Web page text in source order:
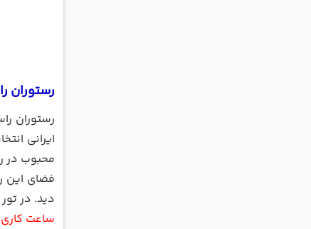
رستوران
رستوران
ایرانی
محبوب در
فضای این
دید. در تور
ساعت کاری این رستوران